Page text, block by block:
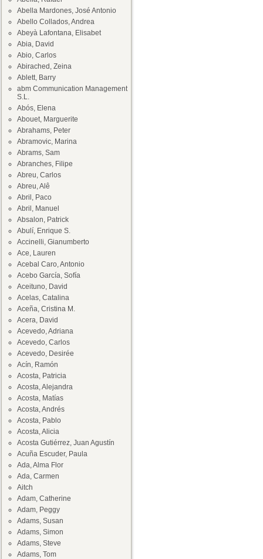
Abella Mardones, José Antonio
Abello Collados, Andrea
Abeyà Lafontana, Elisabet
Abia, David
Abio, Carlos
Abirached, Zeina
Ablett, Barry
abm Communication Management
S.L.
Abós, Elena
Abouet, Marguerite
Abrahams, Peter
Abramovic, Marina
Abrams, Sam
Abranches, Filipe
Abreu, Carlos
Abreu, Alê
Abril, Paco
Abril, Manuel
Absalon, Patrick
Abulí, Enrique S.
Accinelli, Gianumberto
Ace, Lauren
Acebal Caro, Antonio
Acebo García, Sofía
Aceituno, David
Acelas, Catalina
Aceña, Cristina M.
Acera, David
Acevedo, Adriana
Acevedo, Carlos
Acevedo, Desirée
Acín, Ramón
Acosta, Patricia
Acosta, Alejandra
Acosta, Matías
Acosta, Andrés
Acosta, Pablo
Acosta, Alicia
Acosta Gutiérrez, Juan Agustín
Acuña Escuder, Paula
Ada, Alma Flor
Ada, Carmen
Aitch
Adam, Catherine
Adam, Peggy
Adams, Susan
Adams, Simon
Adams, Steve
Adams, Tom